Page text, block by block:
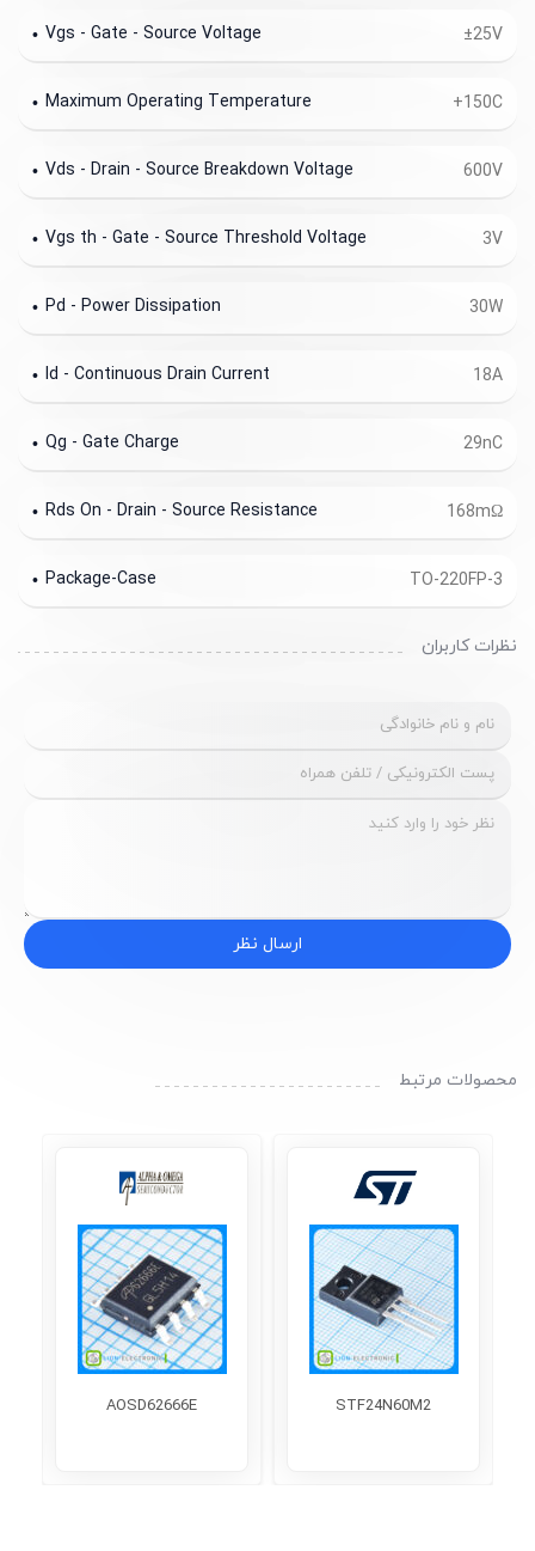
±25V
Vgs - Gate - Source Voltage
+150C
Maximum Operating Temperature
600V
Vds - Drain - Source Breakdown Voltage
3V
Vgs th - Gate - Source Threshold Voltage
30W
Pd - Power Dissipation
18A
Id - Continuous Drain Current
29nC
Qg - Gate Charge
168mΩ
Rds On - Drain - Source Resistance
TO-220FP-3
Package-Case
نظرات کاربران
ارسال نظر
محصولات مرتبط
STF24N60M2
AOSD62666E